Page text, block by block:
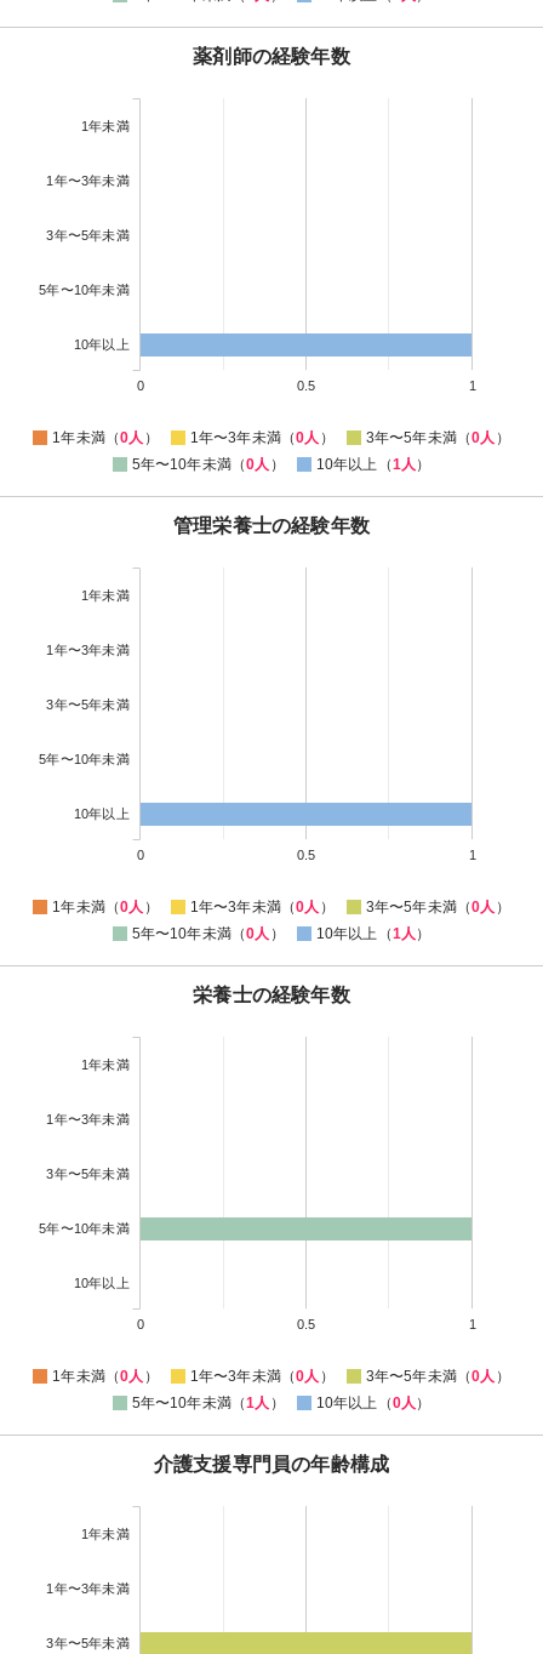
薬剤師の経験年数
1年未満
1年〜3年未満
3年〜5年未満
5年〜10年未満
10年以上
0 0.5 1
1年未満（0人 ） 1年〜3年未満（0人 ） 3年〜5年未満（0人 ）
5年〜10年未満（0人 ） 10年以上（1人 ）
管理栄養士の経験年数
1年未満
1年〜3年未満
3年〜5年未満
5年〜10年未満
10年以上
0 0.5 1
1年未満（0人 ） 1年〜3年未満（0人 ） 3年〜5年未満（0人 ）
5年〜10年未満（0人 ） 10年以上（1人 ）
栄養士の経験年数
1年未満
1年〜3年未満
3年〜5年未満
5年〜10年未満
10年以上
0 0.5 1
1年未満（0人 ） 1年〜3年未満（0人 ） 3年〜5年未満（0人 ）
5年〜10年未満（1人 ） 10年以上（0人 ）
介護支援専門員の年齢構成
1年未満
1年〜3年未満
3年〜5年未満